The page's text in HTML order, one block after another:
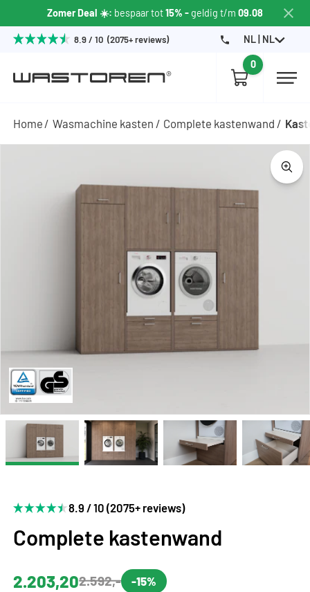
Zomer Deal ☀️: bespaar tot15% -geldig t/m 09.08
8.9 / 10 (2075+ reviews) NL | NL
0
Home Wasmachine kasten Complete kastenwand
8.9 / 10 (2075+ reviews)
Complete kastenwand
2.203,202.592,- -15%